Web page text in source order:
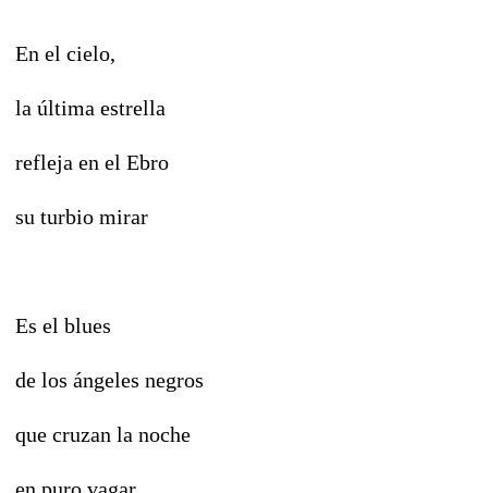
En el cielo,
la última estrella
refleja en el Ebro
su turbio mirar
Es el blues
de los ángeles negros
que cruzan la noche